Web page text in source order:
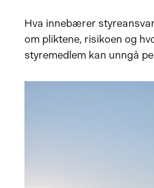
Hva innebærer
om pliktene, risikoen og
styremedlem kan unngå